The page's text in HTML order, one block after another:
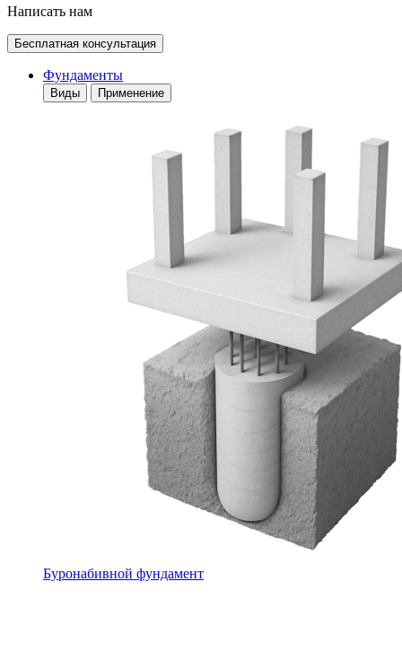
Написать нам
Бесплатная консультация
Фундаменты
Виды Применение
Буронабивной фундамент